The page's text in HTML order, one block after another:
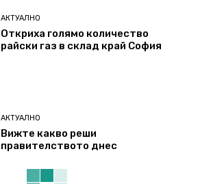
АКТУАЛНО
Откриха голямо количество
райски газ в склад край София
АКТУАЛНО
Вижте какво реши
правителството днес